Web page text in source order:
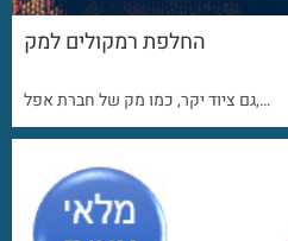
החלפת רמקולים למק
גם ציוד יקר, כמו מק של חברת אפל,…